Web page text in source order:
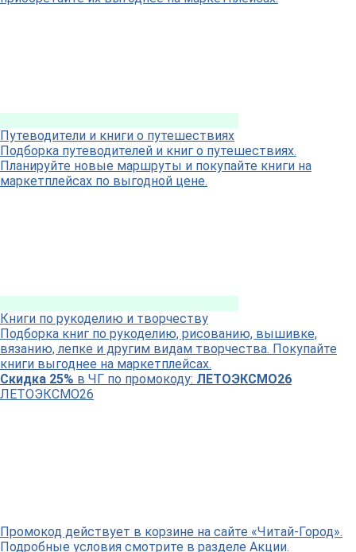
Путеводители и книги о путешествиях
Подборка путеводителей и книг о путешествиях.
Планируйте новые маршруты и покупайте книги на
маркетплейсах по выгодной цене.
Книги по рукоделию и творчеству
Подборка книг по рукоделию, рисованию, вышивке,
вязанию, лепке и другим видам творчества. Покупайте
книги выгоднее на маркетплейсах.
Скидка 25% в ЧГ по промокоду: ЛЕТОЭКСМО26
ЛЕТОЭКСМО26
Промокод действует в корзине на сайте «Читай-Город».
Подробные условия смотрите в разделе Акции.